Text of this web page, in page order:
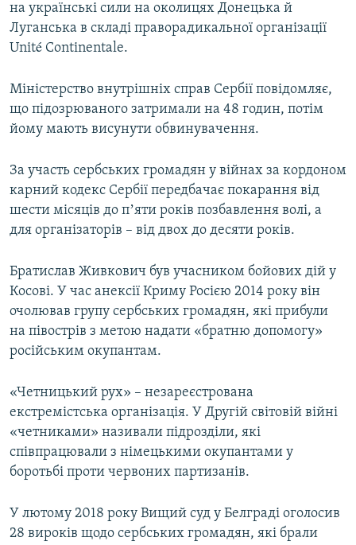
на українські сили на околицях Донецька й
Луганська в складі праворадикальної організації
Unité Continentale.
Міністерство внутрішніх справ Сербії повідомляє,
що підозрюваного затримали на 48 годин, потім
йому мають висунути обвинувачення.
За участь сербських громадян у війнах за кордоном
карний кодекс Сербії передбачає покарання від
шести місяців до пʼяти років позбавлення волі, а
для організаторів – від двох до десяти років.
Братислав Живкович був учасником бойових дій у
Косові. У час анексії Криму Росією 2014 року він
очолював групу сербських громадян, які прибули
на півострів з метою надати «братню допомогу»
російським окупантам.
«Четницький рух» – незареєстрована
екстремістська організація. У Другій світовій війні
«четниками» називали підрозділи, які
співпрацювали з німецькими окупантами у
боротьбі проти червоних партизанів.
У лютому 2018 року Вищий суд у Белграді оголосив
28 вироків щодо сербських громадян, які брали